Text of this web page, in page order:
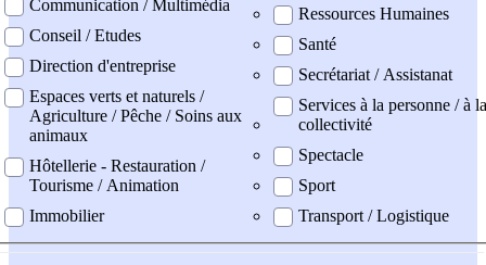
Communication / Multimédia
Conseil / Etudes
Direction d'entreprise
Espaces verts et naturels /
Agriculture / Pêche / Soins aux
animaux
Hôtellerie - Restauration /
Tourisme / Animation
Immobilier
Ressources Humaines
Santé
Secrétariat / Assistanat
Services à la personne / à la
collectivité
Spectacle
Sport
Transport / Logistique